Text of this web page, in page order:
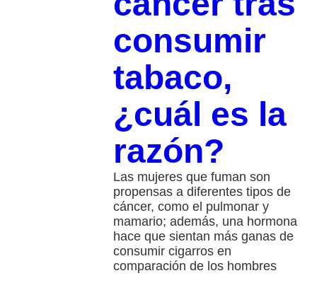
consumir
tabaco,
¿cuál es la
razón?
Las mujeres que fuman son
propensas a diferentes tipos de
cáncer, como el pulmonar y
mamario; además, una hormona
hace que sientan más ganas de
consumir cigarros en
comparación de los hombres